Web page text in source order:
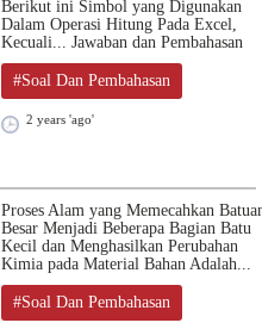
Berikut ini Simbol yang Digunakan
Dalam Operasi Hitung Pada Excel,
Kecuali... Jawaban dan Pembahasan
#Soal Dan Pembahasan
2 years 'ago'
Proses Alam yang Memecahkan
Besar Menjadi Beberapa Bagian Batu
Kecil dan Menghasilkan Perubahan
Kimia pada Material Bahan Adalah...
#Soal Dan Pembahasan